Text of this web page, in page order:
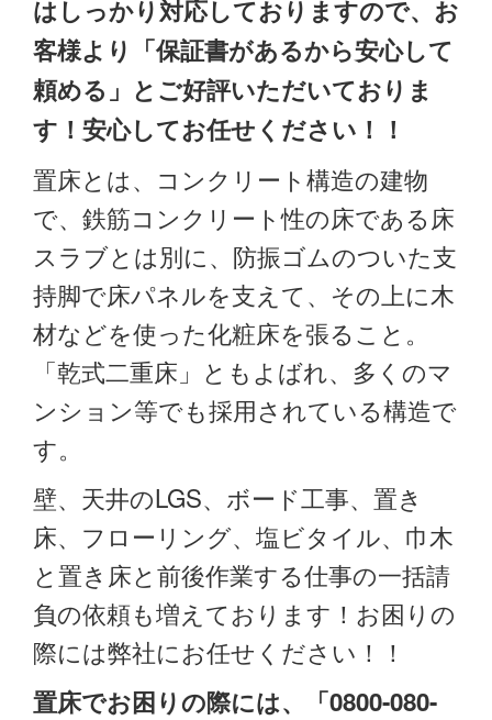
はしっかり対応しておりますので、お
客様より「保証書があるから安心して
頼める」とご好評いただいておりま
す！安心してお任せください！！
置床とは、コンクリート構造の建物
で、鉄筋コンクリート性の床である床
スラブとは別に、防振ゴムのついた支
持脚で床パネルを支えて、その上に木
材などを使った化粧床を張ること。
「乾式二重床」ともよばれ、多くのマ
ンション等でも採用されている構造で
す。
壁、天井のLGS、ボード工事、置き
床、フローリング、塩ビタイル、巾木
と置き床と前後作業する仕事の一括請
負の依頼も増えております！お困りの
際には弊社にお任せください！！
置床でお困りの際には、「0800-080-